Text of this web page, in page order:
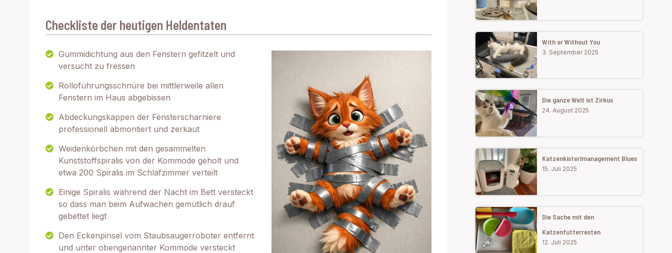
Checkliste der heutigen Heldentaten
Gummidichtung aus den Fenstern gefitzelt und
versucht zu fressen
Rolloführungsschnüre bei mittlerweile allen
Fenstern im Haus abgebissen
Abdeckungskappen der Fensterscharniere
professionell abmontiert und zerkaut
Weidenkörbchen mit den gesammelten
Kunststoffspiralis von der Kommode geholt und
etwa 200 Spiralis im Schlafzimmer verteilt
Einige Spiralis während der Nacht im Bett versteckt
so dass man beim Aufwachen gemütlich drauf
gebettet liegt
Den Eckenpinsel vom Staubsaugerroboter entfernt
und unter obengenannter Kommode versteckt
With or Without You
3. September 2025
Die ganze Welt ist Zirkus
24. August 2025
Katzenkisterlmanagement Blues
15. Juli 2025
Die Sache mit den
Katzenfutterresten
12. Juli 2025